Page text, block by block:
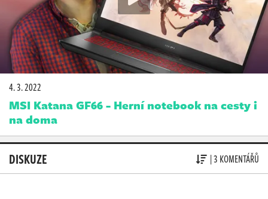
4. 3. 2022
MSI Katana GF66 - Herní notebook na cesty i
na doma
DISKUZE | 3 KOMENTÁŘŮ